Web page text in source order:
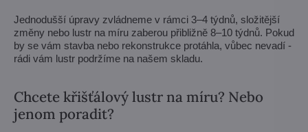
Jednodušší úpravy zvládneme v rámci 3–4 týdnů, složitější
změny nebo lustr na míru zaberou přibližně 8–10 týdnů. Pokud
by se vám stavba nebo rekonstrukce protáhla, vůbec nevadí -
rádi vám lustr podržíme na našem skladu.
Chcete křišťálový lustr na míru? Nebo
jenom poradit?